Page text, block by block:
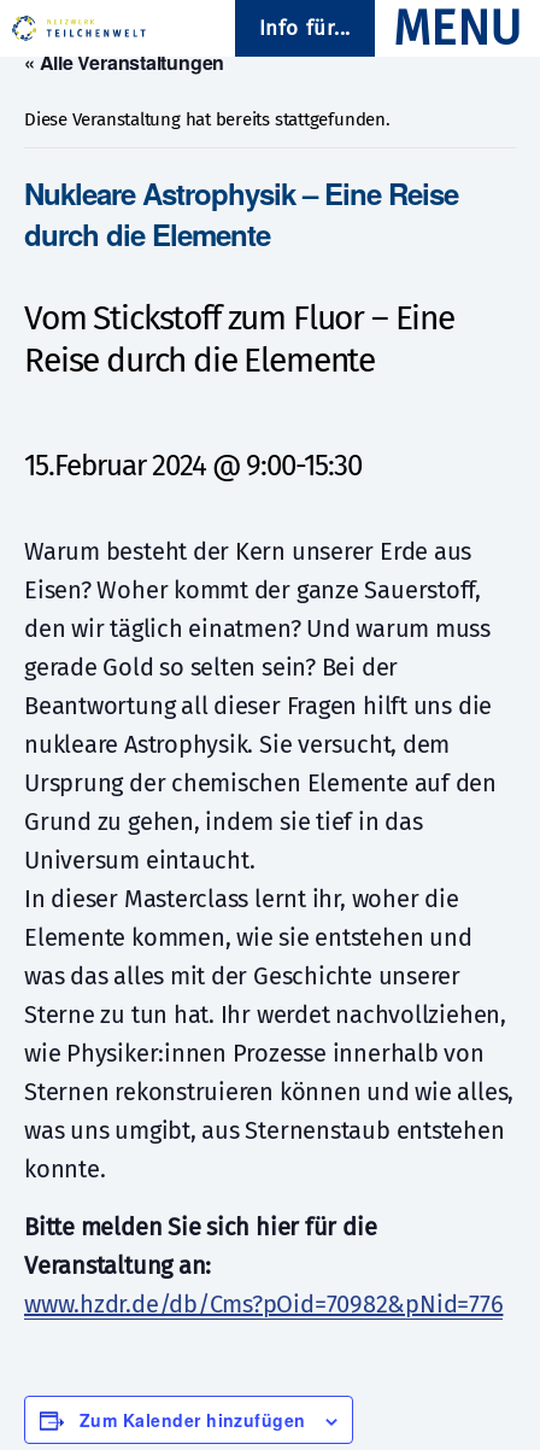
Info für...
« Alle Veranstaltungen
Diese Veranstaltung hat bereits stattgefunden.
Nukleare Astrophysik – Eine Reise
durch die Elemente
Vom Stickstoff zum Fluor – Eine
Reise durch die Elemente
15.Februar 2024 @ 9:00-15:30
Warum besteht der Kern unserer Erde aus
Eisen? Woher kommt der ganze Sauerstoff,
den wir täglich einatmen? Und warum muss
gerade Gold so selten sein? Bei der
Beantwortung all dieser Fragen hilft uns die
nukleare Astrophysik. Sie versucht, dem
Ursprung der chemischen Elemente auf den
Grund zu gehen, indem sie tief in das
Universum eintaucht.
In dieser Masterclass lernt ihr, woher die
Elemente kommen, wie sie entstehen und
was das alles mit der Geschichte unserer
Sterne zu tun hat. Ihr werdet nachvollziehen,
wie Physiker:innen Prozesse innerhalb von
Sternen rekonstruieren können und wie alles,
was uns umgibt, aus Sternenstaub entstehen
konnte.
Bitte melden Sie sich hier für die
Veranstaltung an:
www.hzdr.de/db/Cms?pOid=70982&pNid=776
Zum Kalender hinzufügen